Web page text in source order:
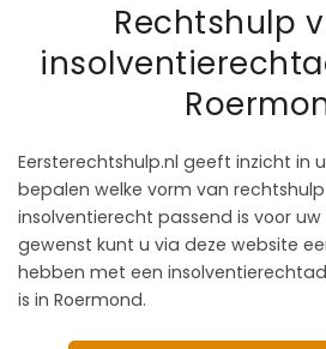
ADVOCAAT
OVER ONS
Rechtshulp
Eersterechtshulp.nl geeft inzicht in
bepalen welke vorm van
insolventierecht passend is voor
gewenst kunt u via deze website
hebben met een
is in Roermond.